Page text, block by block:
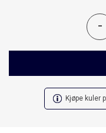
-
Kjøpe kuler